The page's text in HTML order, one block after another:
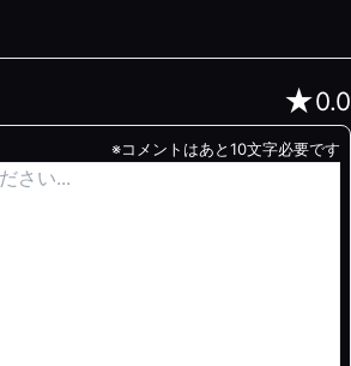
★0.0
※コメントはあと10文字必要です